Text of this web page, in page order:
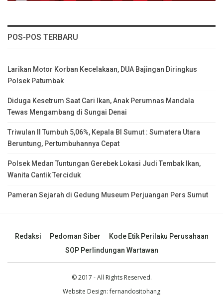
POS-POS TERBARU
Larikan Motor Korban Kecelakaan, DUA Bajingan Diringkus
Polsek Patumbak
Diduga Kesetrum Saat Cari Ikan, Anak Perumnas Mandala
Tewas Mengambang di Sungai Denai
Triwulan II Tumbuh 5,06%, Kepala BI Sumut : Sumatera Utara
Beruntung, Pertumbuhannya Cepat
Polsek Medan Tuntungan Gerebek Lokasi Judi Tembak Ikan,
Wanita Cantik Terciduk
Pameran Sejarah di Gedung Museum Perjuangan Pers Sumut
Redaksi Pedoman Siber
Kode Etik Perilaku Perusahaan
SOP Perlindungan Wartawan
© 2017 - All Rights Reserved.
Website Design:fernandositohang